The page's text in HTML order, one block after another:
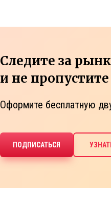
Следите за
и не
Оформите бесплатную